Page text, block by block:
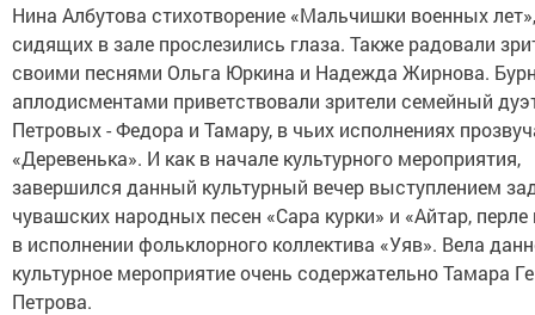
Нина Албутова стихотворение «Мальчишки военных
сидящих в зале прослезились глаза. Также радовали
своими песнями Ольга Юркина и Надежда Жирнова.
аплодисментами приветствовали зрители семейный
Петровых - Федора и Тамару, в чьих исполнениях
«Деревенька». И как в начале культурного мероприятия,
завершился данный культурный вечер выступлением
чувашских народных песен «Сара курки» и «Айтар, перле
в исполнении фольклорного коллектива «Уяв». Вела
культурное мероприятие очень содержательно Тамара
Петрова.